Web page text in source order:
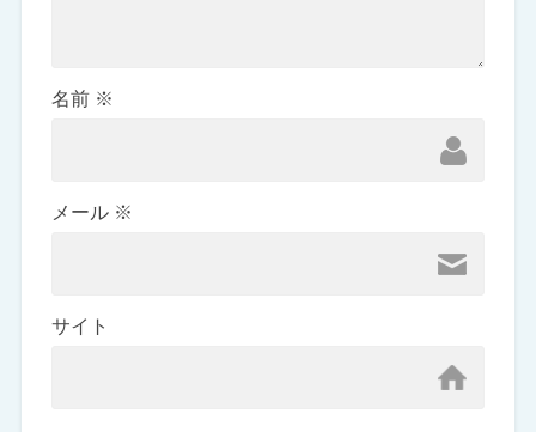
名前 ※
メール ※
サイト